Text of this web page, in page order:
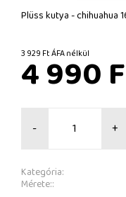
Plüss kutya - chihuahua
3 929 Ft ÁFA nélkül
4 990
- +
Kategória:
Mérete::